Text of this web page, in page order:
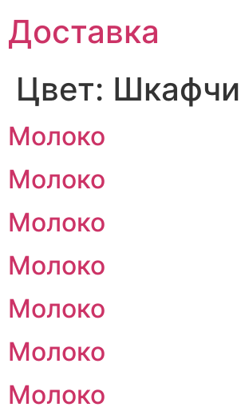
Доставка
Цвет:
Молоко
Молоко
Молоко
Молоко
Молоко
Молоко
Молоко